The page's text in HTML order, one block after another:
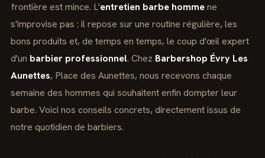
frontière est mince. L'entretien barbe hommene
s'improvise pas : il repose sur une routine régulière, les
bons produits et, de temps en temps, le coup d'œil expert
d'un barbier professionnel. Chez Barbershop Évry Les
Aunettes, Place des Aunettes, nous recevons chaque
semaine des hommes qui souhaitent enfin dompter leur
barbe. Voici nos conseils concrets, directement issus de
notre quotidien de barbiers.